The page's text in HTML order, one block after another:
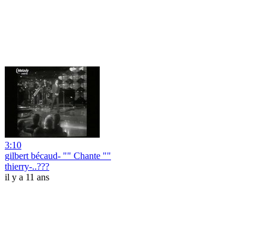
3:10
gilbert bécaud- "" Chante ""
thierry-..???
il y a 11 ans